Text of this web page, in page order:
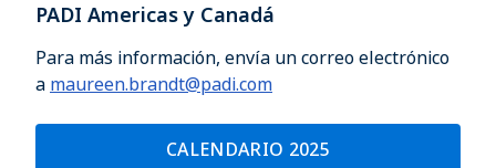
PADI Americas y Canadá
Para más información, envía un correo electrónico
a maureen.brandt@padi.com
CALENDARIO 2025